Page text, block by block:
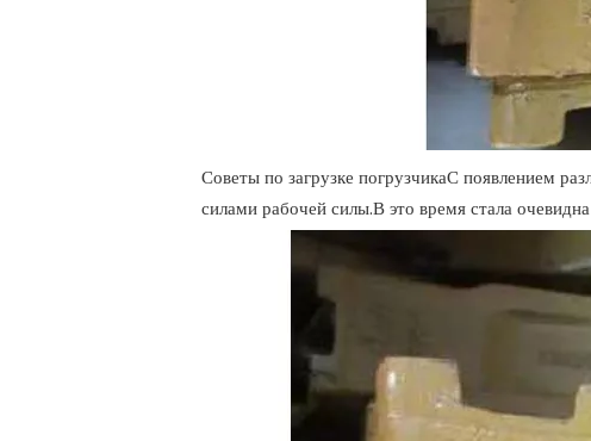
Советы по загрузке погрузчикаС появлением
силами рабочей силы.В это время стала